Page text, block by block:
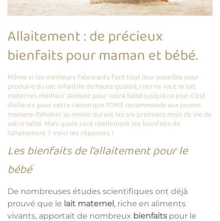
Allaitement : de précieux
bienfaits pour maman et bébé.
Même si les meilleurs fabricants font tout leur possible pour
produire du lait infantile de haute qualité, rien ne vaut le lait
maternel, meilleur aliment pour votre bébé jusqu’à ce jour. C’est
d’ailleurs pour cette raison que l’OMS recommande aux jeunes
mamans d’allaiter au moins durant les six premiers mois de vie de
votre bébé. Mais quels sont réellement les bienfaits de
l’allaitement ? Voici les réponses !
Les bienfaits de l’allaitement pour le
bébé
De nombreuses études scientifiques ont déjà
prouvé que le lait maternel, riche en aliments
vivants, apportait de nombreux bienfaits pour le